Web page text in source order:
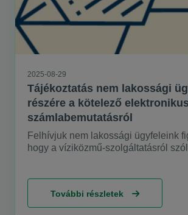
2025-08-29
Tájékoztatás nem lakossági
részére a kötelező elektronikus
számlabemutatásról
Felhívjuk nem lakossági ügyfeleink
hogy a víziközmű-szolgáltatásról
alapjána víziközmű-szolgáltató a
felhasználók részére 2026. január 1-
További részletek